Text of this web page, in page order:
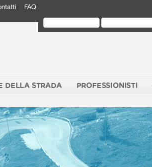
FAQ
DELLA STRADA PROFESSIONISTI